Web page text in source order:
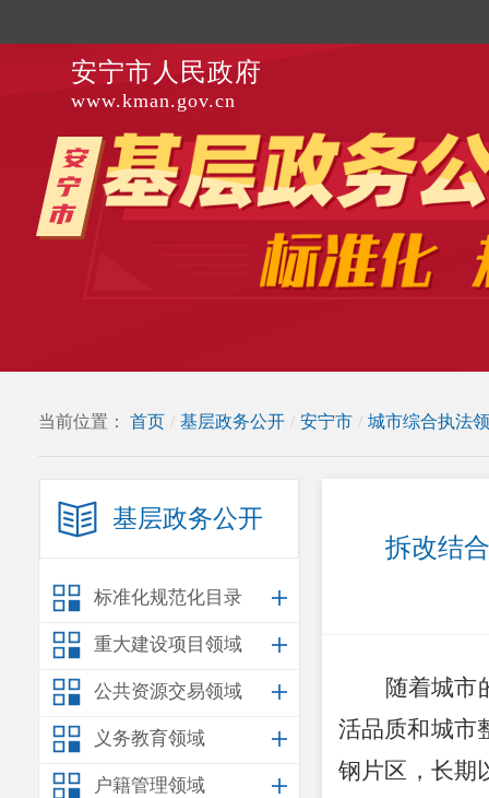
安宁市人民政府
www.kman.gov.cn
当前位置： 首页 / 基层政务公开 / 安宁市 / 城市综合执法
基层政务公开
标准化规范化目录
重大建设项目领域
公共资源交易领域
义务教育领域
户籍管理领域
拆改结
随着城市
活品质和城市
钢片区， 长期